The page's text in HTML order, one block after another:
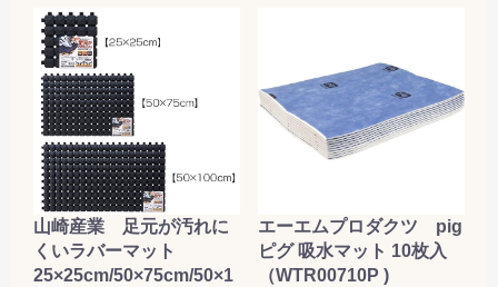
山崎産業 足元が汚れに
くいラバーマット
25×25cm/50×75cm/50×1
エーエムプロダクツ pig
ピグ 吸水マット 10枚入
（WTR00710P )